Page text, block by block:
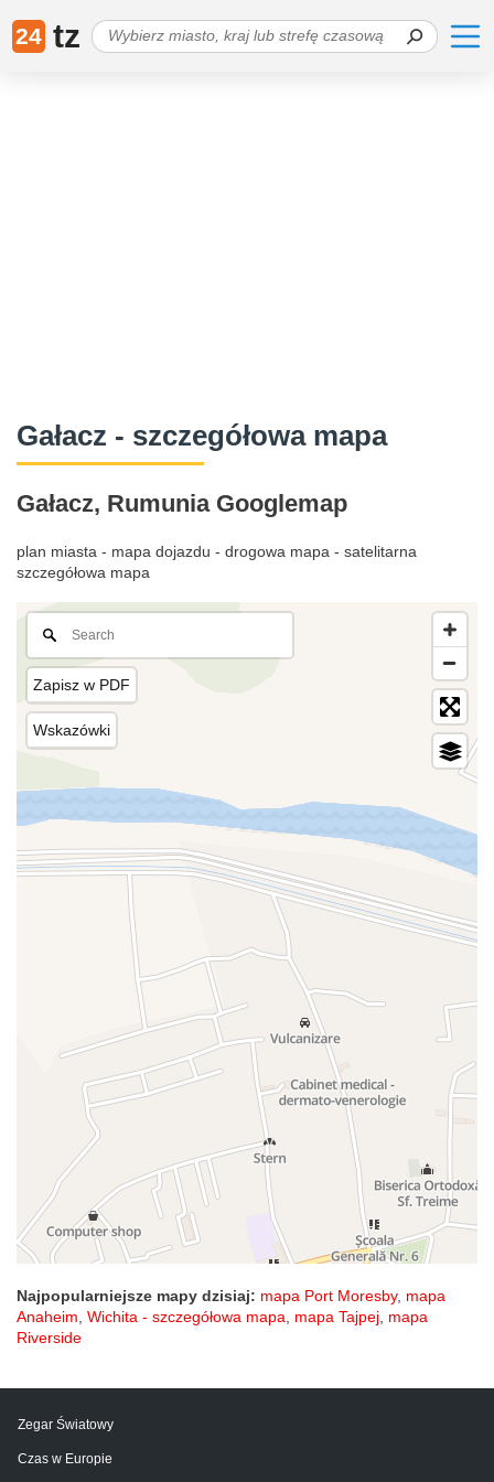
24 tz
Gałacz - szczegółowa mapa
Gałacz, Rumunia Googlemap
plan miasta - mapa dojazdu - drogowa mapa - satelitarna
szczegółowa mapa
Zapisz w PDF
Wskazówki
Najpopularniejsze mapy dzisiaj: mapa Port Moresby, mapa
Anaheim, Wichita - szczegółowa mapa, mapa Tajpej, mapa
Riverside
Zegar Światowy
Czas w Europie